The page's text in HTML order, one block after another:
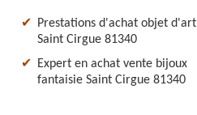
Prestations d'achat objet d'art
Saint Cirgue 81340
Expert en achat vente bijoux
fantaisie Saint Cirgue 81340